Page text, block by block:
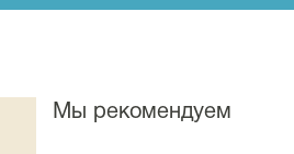
Мы рекомендуем